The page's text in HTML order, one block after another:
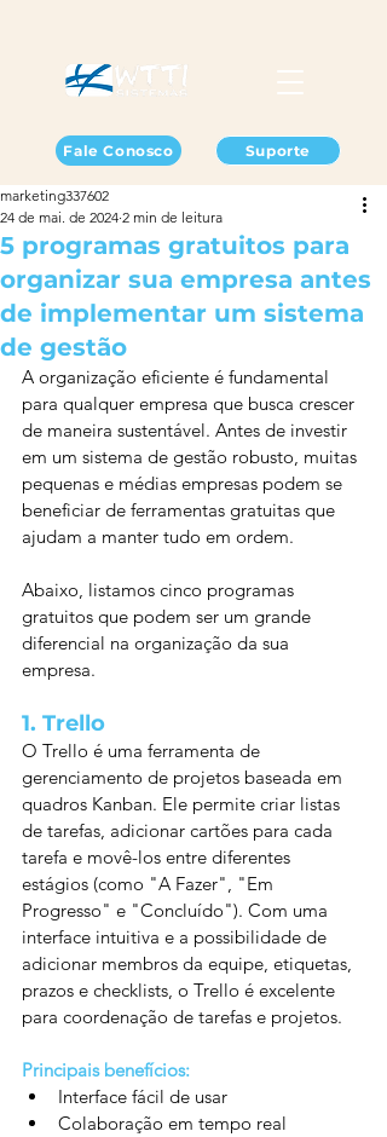
Suporte
Fale Conosco
5 programas gratuitos para
organizar sua empresa antes
de implementar um sistema
de gestão
marketing337602
24 de mai. de 2024 2 min de leitura
A organização eficiente é fundamental
para qualquer empresa que busca crescer
de maneira sustentável. Antes de investir
em um sistema de gestão robusto, muitas
pequenas e médias empresas podem se
beneficiar de ferramentas gratuitas que
ajudam a manter tudo em ordem.
Abaixo, listamos cinco programas
gratuitos que podem ser um grande
diferencial na organização da sua
empresa.
1. Trello
O Trello é uma ferramenta de
gerenciamento de projetos baseada em
quadros Kanban. Ele permite criar listas
de tarefas, adicionar cartões para cada
tarefa e movê-los entre diferentes
estágios (como "A Fazer", "Em
Progresso" e "Concluído"). Com uma
interface intuitiva e a possibilidade de
adicionar membros da equipe, etiquetas,
prazos e checklists, o Trello é excelente
para coordenação de tarefas e projetos.
Principais benefícios:
Interface fácil de usar
Colaboração em tempo real